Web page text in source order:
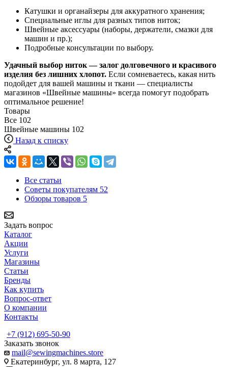
Катушки и органайзеры для аккуратного хранения;
Специальные иглы для разных типов ниток;
Швейные аксессуары (наборы, держатели, смазки для
машин и пр.);
Подробные консультации по выбору.
Удачный выбор ниток — залог долговечного и красивого
изделия без лишних хлопот. Если сомневаетесь, какая нить
подойдет для вашей машины и ткани — специалисты
магазинов «Швейные машины» всегда помогут подобрать
оптимальное решение!
Товары
Все 102
Швейные машины 102
Назад к списку
Все статьи
Советы покупателям 52
Обзоры товаров 5
Задать вопрос
Каталог
Акции
Услуги
Магазины
Статьи
Бренды
Как купить
Вопрос-ответ
О компании
Контакты
+7 (912) 695-50-90
Заказать звонок
mail@sewingmachines.store
Екатеринбург, ул. 8 марта, 127